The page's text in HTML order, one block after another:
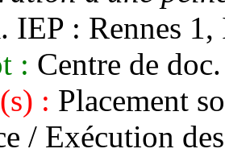
IEP : Rennes
: Centre de
: Placement
/ Exécution